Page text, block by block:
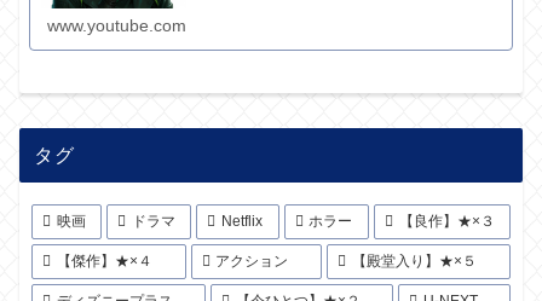
www.youtube.com
タグ
映画 ドラマ Netflix ホラー 【良作】★×３
【傑作】★×４ アクション 【殿堂入り】★×５